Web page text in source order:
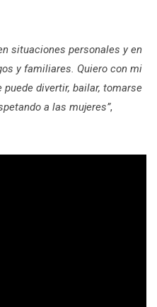
situaciones personales y en
y familiares. Quiero con mi
divertir, bailar, tomarse
a las mujeres”,